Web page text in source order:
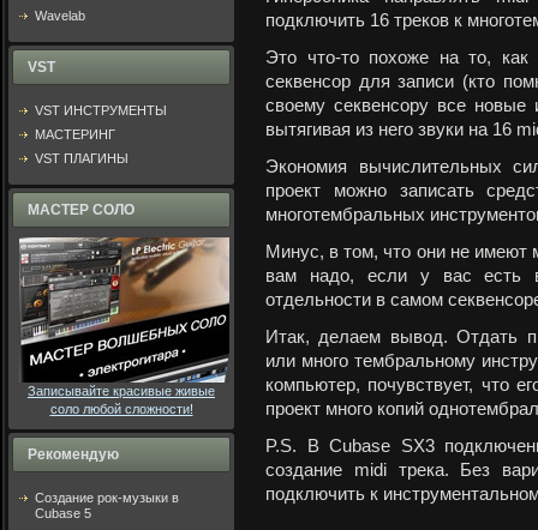
Wavelab
VST
VST ИНСТРУМЕНТЫ
МАСТЕРИНГ
VST ПЛАГИНЫ
МАСТЕР СОЛО
Записывайте красивые живые
соло любой сложности!
Рекомендую
Создание рок-музыки в
Cubase 5
подключить 16 треков к
Это что-то похоже на то, как
секвенсор для записи (кто
своему секвенсору все новые
вытягивая из него звуки на 16
Экономия вычислительных
проект можно записать
многотембральных
Минус, в том, что они не имеют
вам надо, если у вас есть
отдельности в самом
Итак, делаем вывод. Отдать
или много тембральному
компьютер, почувствует, что
проект много копий
P.S. В Cubase SX3
создание midi трека. Без
подключить к